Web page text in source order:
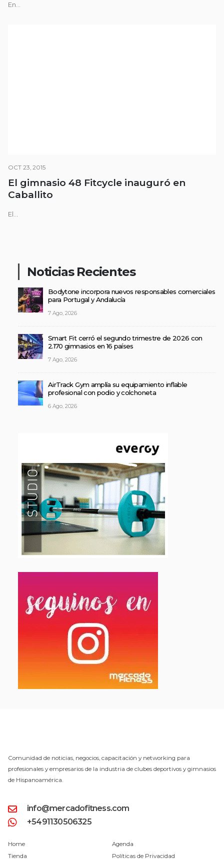
En...
OCT 23, 2015
El gimnasio 48 Fitcycle inauguró en
Caballito
El...
Noticias Recientes
Bodytone incorpora nuevos responsables comerciales
para Portugal y Andalucía
7 Ago, 2026
Smart Fit cerró el segundo trimestre de 2026 con
2.170 gimnasios en 16 países
7 Ago, 2026
AirTrack Gym amplía su equipamiento inflable
profesional con podio y colchoneta
6 Ago, 2026
Comunidad de noticias, negocios, capacitación y networking para
profesionales y empresarios de la industria de clubes deportivos y gimnasios
de Hispanoamérica.
info@mercadofitness.com
+5491130506325
Home
Tienda
Agenda
Políticas de Privacidad